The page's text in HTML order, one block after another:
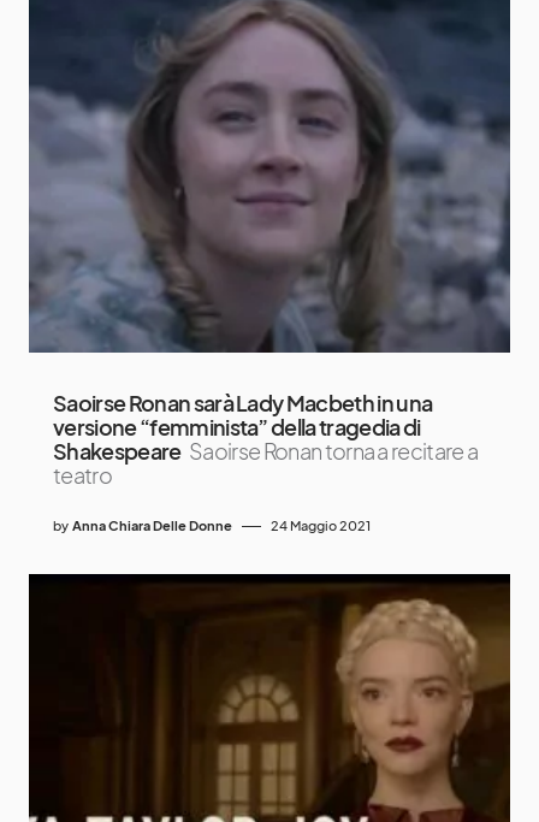
Saoirse Ronan sarà Lady Macbeth in una
versione “femminista” della tragedia di
Shakespeare Saoirse Ronan torna a recitare a
teatro
by Anna Chiara Delle Donne 24 Maggio 2021